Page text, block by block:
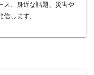
ス、身近な話題、災害や
します。